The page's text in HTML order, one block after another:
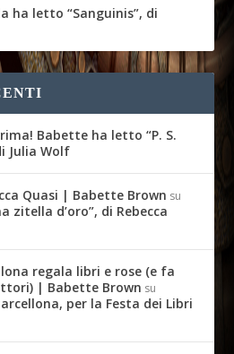
ha letto “Sanguinis”, di
Babette ha letto “P. S.
Julia Wolf
Quasi | Babette Brown su
zitella d’oro”, di Rebecca
regala libri e rose (e fa
| Babette Brown su
per la Festa dei Libri